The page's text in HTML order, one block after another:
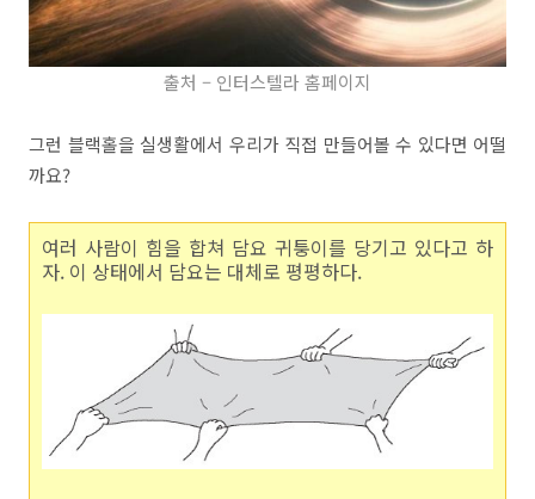
출처 – 인터스텔라 홈페이지
그런 블랙홀을 실생활에서 우리가 직접 만들어볼 수 있다면 어떨
까요?
여러 사람이 힘을 합쳐 담요 귀퉁이를 당기고 있다고 하
자. 이 상태에서 담요는 대체로 평평하다.